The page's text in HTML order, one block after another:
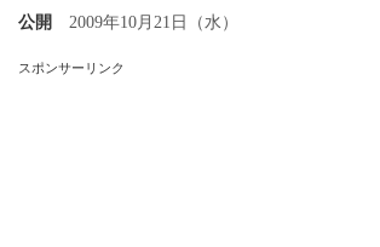
公開 2009年10月21日（水）
スポンサーリンク